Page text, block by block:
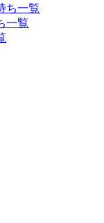
ち一覧
一覧